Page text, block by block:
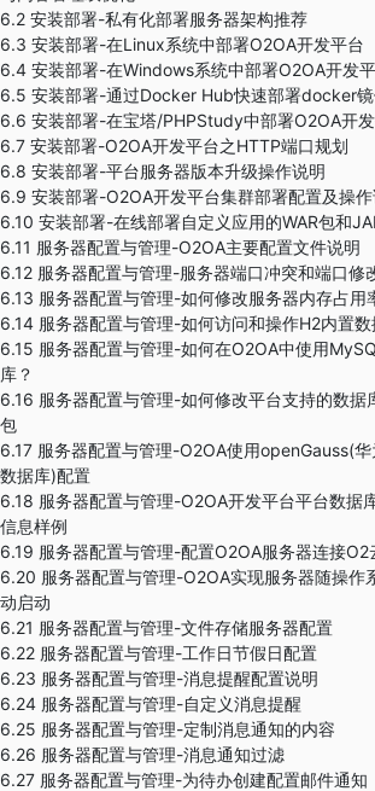
6.2 安装部署-私有化部署服务器架构推荐
6.3 安装部署-在Linux系统中部署O2OA开发平台
6.4 安装部署-在Windows系统中部署O2OA开发
6.5 安装部署-通过Docker Hub快速部署docker
6.6 安装部署-在宝塔/PHPStudy中部署O2OA开
6.7 安装部署-O2OA开发平台之HTTP端口规划
6.8 安装部署-平台服务器版本升级操作说明
6.9 安装部署-O2OA开发平台集群部署配置及操作
6.10 安装部署-在线部署自定义应用的WAR包和
6.11 服务器配置与管理-​O2OA主要配置文件说明
6.12 服务器配置与管理-服务器端口冲突和端口修
6.13 服务器配置与管理-如何修改服务器内存占用
6.14 服务器配置与管理-如何访问和操作H2内置数
6.15 服务器配置与管理-​如何在O2OA中使用
库？
6.16 服务器配置与管理-如何修改平台支持的数据
包
6.17 服务器配置与管理-O2OA使用openGauss(
数据库)配置
6.18 服务器配置与管理-O2OA开发平台平台数据
信息样例
6.19 服务器配置与管理-配置O2OA服务器连接O2
6.20 服务器配置与管理-O2OA实现服务器随操作
动启动
6.21 服务器配置与管理-文件存储服务器配置
6.22 服务器配置与管理-工作日节假日配置
6.23 服务器配置与管理-消息提醒配置说明
6.24 服务器配置与管理-自定义消息提醒
6.25 服务器配置与管理-定制消息通知的内容
6.26 服务器配置与管理-消息通知过滤
6.27 服务器配置与管理-为待办创建配置邮件通知